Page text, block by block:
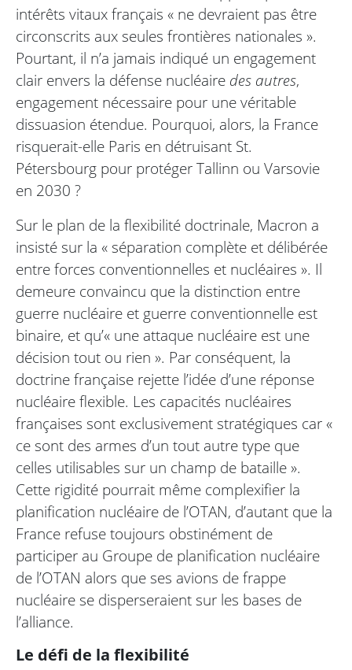
intérêts vitaux français « ne devraient pas être
circonscrits aux seules frontières nationales ».
Pourtant, il n’a jamais indiqué un engagement
clair envers la défense nucléaire des autres,
engagement nécessaire pour une véritable
dissuasion étendue. Pourquoi, alors, la France
risquerait-elle Paris en détruisant St.
Pétersbourg pour protéger Tallinn ou Varsovie
en 2030 ?
Sur le plan de la flexibilité doctrinale, Macron a
insisté sur la « séparation complète et délibérée
entre forces conventionnelles et nucléaires ». Il
demeure convaincu que la distinction entre
guerre nucléaire et guerre conventionnelle est
binaire, et qu’« une attaque nucléaire est une
décision tout ou rien ». Par conséquent, la
doctrine française rejette l’idée d’une réponse
nucléaire flexible. Les capacités nucléaires
françaises sont exclusivement stratégiques car «
ce sont des armes d’un tout autre type que
celles utilisables sur un champ de bataille ».
Cette rigidité pourrait même complexifier la
planification nucléaire de l’OTAN, d’autant que la
France refuse toujours obstinément de
participer au Groupe de planification nucléaire
de l’OTAN alors que ses avions de frappe
nucléaire se disperseraient sur les bases de
l’alliance.
Le défi de la flexibilité